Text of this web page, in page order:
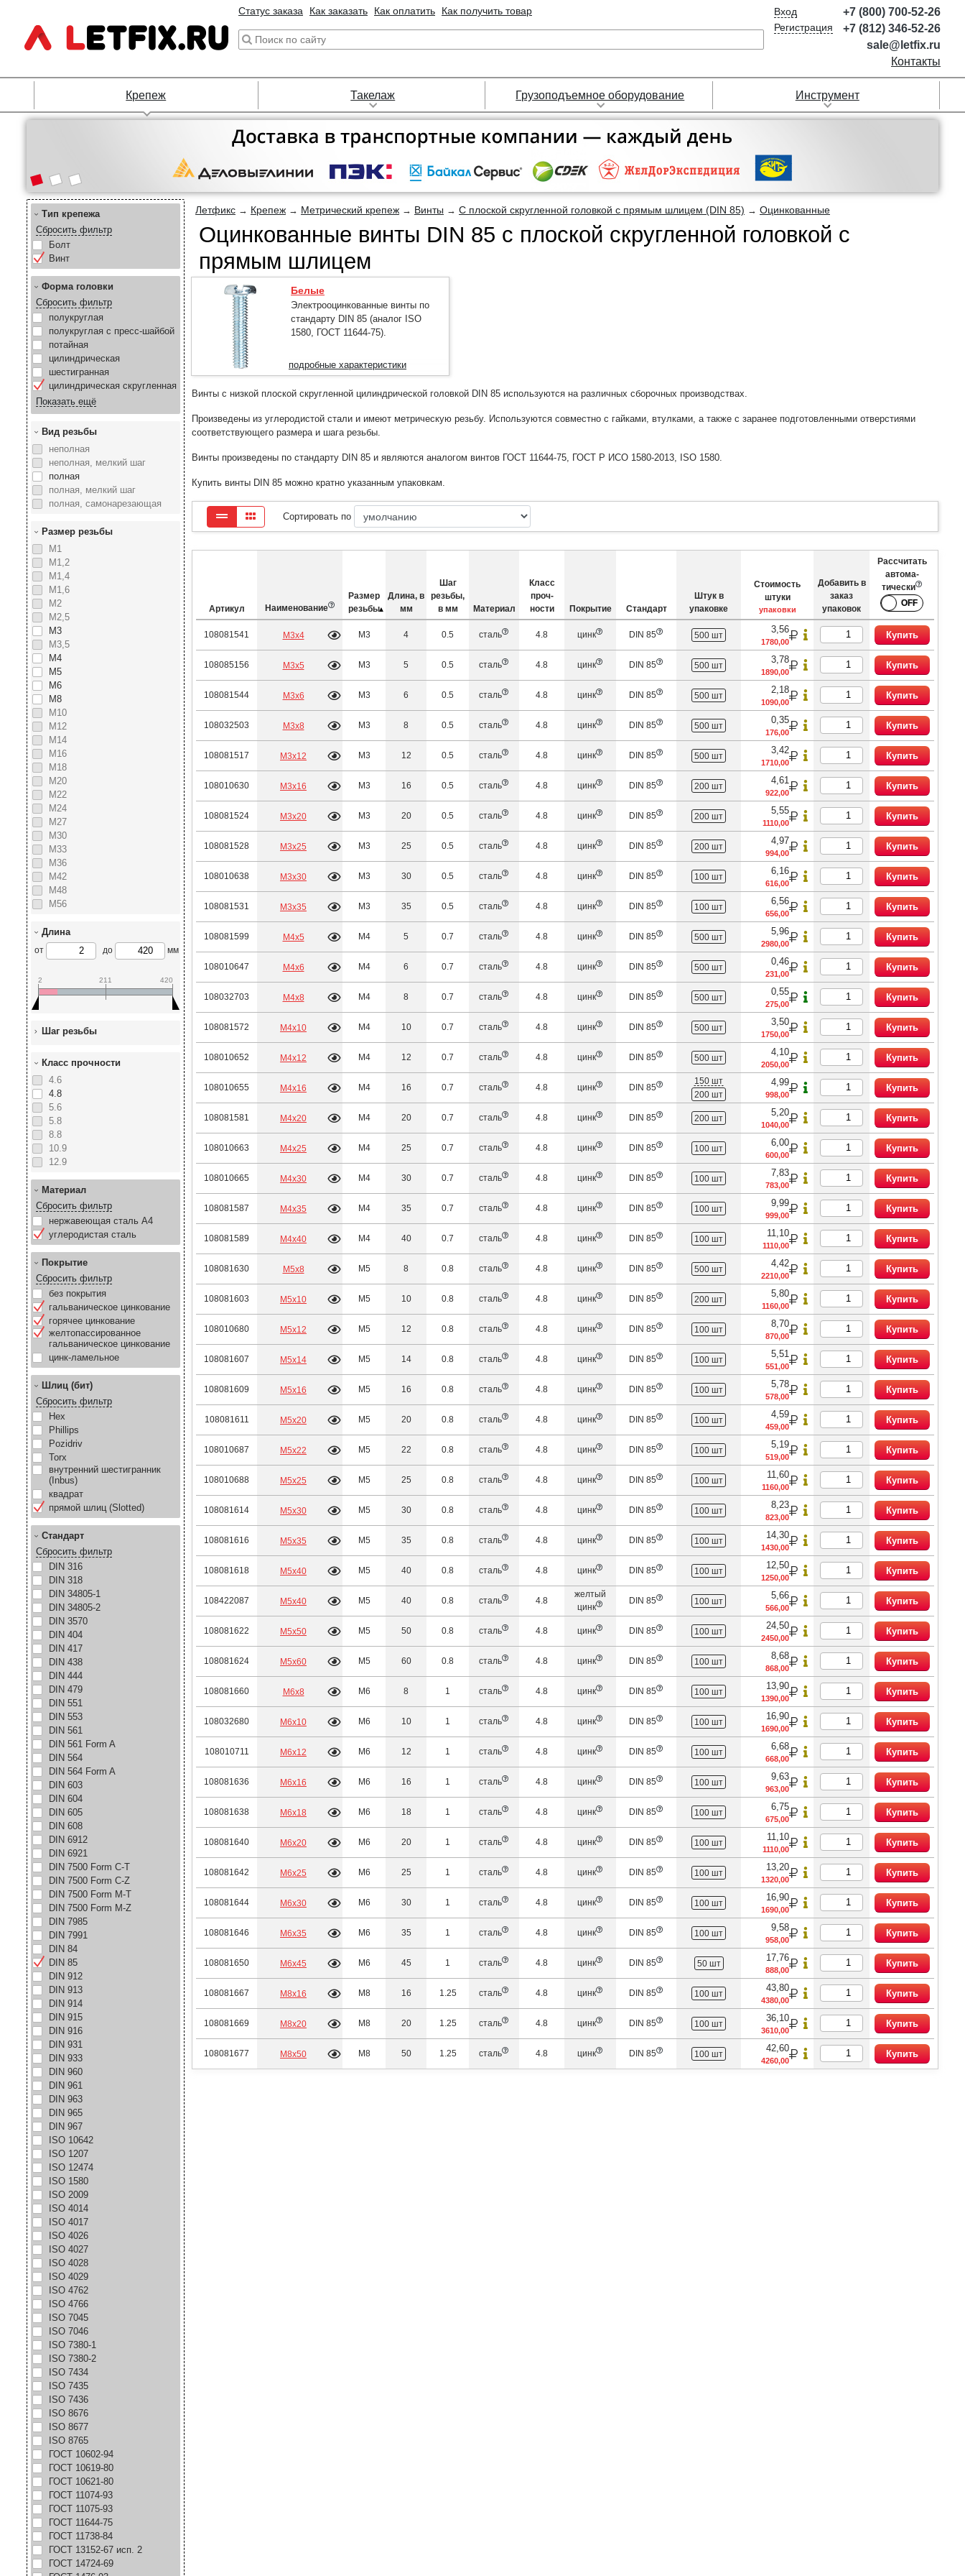
Статус заказа Как заказать Как оплатить Как получить товар
Вход
Регистрация
+7 (800) 700-52-26
+7 (812) 346-52-26
sale@letfix.ru
Контакты
Крепеж Такелаж Грузоподъемное оборудование Инструмент
Тип крепежа
Сбросить фильтр
Болт
Винт
Форма головки
Сбросить фильтр
полукруглая
полукруглая с пресс-шайбой
потайная
цилиндрическая
шестигранная
цилиндрическая скругленная
Вид резьбы
неполная
неполная, мелкий шаг
полная
полная, мелкий шаг
полная, самонарезающая
Размер резьбы
М1
М1,2
М1,4
М1,6
М2
М2,5
М3
М3,5
М4
М5
М6
М8
М10
М12
М14
М16
М18
М20
М22
М24
М27
М30
М33
М36
М42
М48
М56
Длина
от до мм
2 211 420
Шаг резьбы
Класс прочности
4.6
4.8
5.6
5.8
8.8
10.9
12.9
Материал
Сбросить фильтр
нержавеющая сталь А4
углеродистая сталь
Покрытие
Сбросить фильтр
без покрытия
гальваническое цинкование
горячее цинкование
желтопассированное
гальваническое цинкование
цинк-ламельное
Шлиц (бит)
Сбросить фильтр
Hex
Phillips
Pozidriv
Torx
внутренний шестигранник
(Inbus)
квадрат
прямой шлиц (Slotted)
Стандарт
Сбросить фильтр
DIN 316
DIN 318
DIN 34805-1
DIN 34805-2
DIN 3570
DIN 404
DIN 417
DIN 438
DIN 444
DIN 479
DIN 551
DIN 553
DIN 561
DIN 561 Form A
DIN 564
DIN 564 Form A
DIN 603
DIN 604
DIN 605
DIN 608
DIN 6912
DIN 6921
DIN 7500 Form C-T
DIN 7500 Form C-Z
DIN 7500 Form M-T
DIN 7500 Form M-Z
DIN 7985
DIN 7991
DIN 84
DIN 85
DIN 912
DIN 913
DIN 914
DIN 915
DIN 916
DIN 931
DIN 933
DIN 960
DIN 961
DIN 963
DIN 965
DIN 967
ISO 10642
ISO 1207
ISO 12474
ISO 1580
ISO 2009
ISO 4014
ISO 4017
ISO 4026
ISO 4027
ISO 4028
ISO 4029
ISO 4762
ISO 4766
ISO 7045
ISO 7046
ISO 7380-1
ISO 7380-2
ISO 7434
ISO 7435
ISO 7436
ISO 8676
ISO 8677
ISO 8765
ГОСТ 10602-94
ГОСТ 10619-80
ГОСТ 10621-80
ГОСТ 11074-93
ГОСТ 11075-93
ГОСТ 11644-75
ГОСТ 11738-84
ГОСТ 13152-67 исп. 2
ГОСТ 14724-69
Летфикс → Крепеж → Метрический крепеж → Винты → С плоской скругленной головкой с прямым шлицем (DIN 85) → Оцинкованные
Оцинкованные винты DIN 85 с плоской скругленной головкой с
прямым шлицем
Белые
Электрооцинкованные винты по
стандарту DIN 85 (аналог ISO
1580, ГОСТ 11644-75).
подробные характеристики
Винты с низкой плоской скругленной цилиндрической головкой DIN 85 используются на различных сборочных производствах.
Произведены из углеродистой стали и имеют метрическую резьбу. Используются совместно с гайками, втулками, а также с заранее подготовленными отверстиями
соответствующего размера и шага резьбы.
Винты произведены по стандарту DIN 85 и являются аналогом винтов ГОСТ 11644-75, ГОСТ Р ИСО 1580-2013, ISO 1580.
Купить винты DIN 85 можно кратно указанным упаковкам.
Сортировать по
Артикул Наиме­нование
Размер
резьбы
Длина, в
мм
Шаг
резьбы,
в мм
Материал
Класс
проч­
ности
Покрытие Стандарт
Штук в
упаковке
Стоимость
штуки
упаковки
Добавить в
заказ
упаковок
Рассчитать
автома­
тически
108081541 М3х4 М3 4 0.5 сталь 4.8 цинк DIN 85 500 шт
3,56
1780,00
Купить
108085156 М3х5 М3 5 0.5 сталь 4.8 цинк DIN 85 500 шт
3,78
1890,00
Купить
108081544 М3х6 М3 6 0.5 сталь 4.8 цинк DIN 85 500 шт
2,18
1090,00
Купить
108032503 М3х8 М3 8 0.5 сталь 4.8 цинк DIN 85 500 шт
0,35
176,00
Купить
108081517 М3х12 М3 12 0.5 сталь 4.8 цинк DIN 85 500 шт
3,42
1710,00
Купить
108010630 М3х16 М3 16 0.5 сталь 4.8 цинк DIN 85 200 шт
4,61
922,00
Купить
108081524 М3х20 М3 20 0.5 сталь 4.8 цинк DIN 85 200 шт
5,55
1110,00
Купить
108081528 М3х25 М3 25 0.5 сталь 4.8 цинк DIN 85 200 шт
4,97
994,00
Купить
108010638 М3х30 М3 30 0.5 сталь 4.8 цинк DIN 85 100 шт
6,16
616,00
Купить
108081531 М3х35 М3 35 0.5 сталь 4.8 цинк DIN 85 100 шт
6,56
656,00
Купить
108081599 М4х5 М4 5 0.7 сталь 4.8 цинк DIN 85 500 шт
5,96
2980,00
Купить
108010647 М4х6 М4 6 0.7 сталь 4.8 цинк DIN 85 500 шт
0,46
231,00
Купить
108032703 М4х8 М4 8 0.7 сталь 4.8 цинк DIN 85 500 шт
0,55
275,00
Купить
108081572 М4х10 М4 10 0.7 сталь 4.8 цинк DIN 85 500 шт
3,50
1750,00
Купить
108010652 М4х12 М4 12 0.7 сталь 4.8 цинк DIN 85 500 шт
4,10
2050,00
Купить
108010655 М4х16 М4 16 0.7 сталь 4.8 цинк DIN 85
150 шт
200 шт
4,99
998,00
Купить
108081581 М4х20 М4 20 0.7 сталь 4.8 цинк DIN 85 200 шт
5,20
1040,00
Купить
108010663 М4х25 М4 25 0.7 сталь 4.8 цинк DIN 85 100 шт
6,00
600,00
Купить
108010665 М4х30 М4 30 0.7 сталь 4.8 цинк DIN 85 100 шт
7,83
783,00
Купить
108081587 М4х35 М4 35 0.7 сталь 4.8 цинк DIN 85 100 шт
9,99
999,00
Купить
108081589 М4х40 М4 40 0.7 сталь 4.8 цинк DIN 85 100 шт
11,10
1110,00
Купить
108081630 М5х8 М5 8 0.8 сталь 4.8 цинк DIN 85 500 шт
4,42
2210,00
Купить
108081603 М5х10 М5 10 0.8 сталь 4.8 цинк DIN 85 200 шт
5,80
1160,00
Купить
108010680 М5х12 М5 12 0.8 сталь 4.8 цинк DIN 85 100 шт
8,70
870,00
Купить
108081607 М5х14 М5 14 0.8 сталь 4.8 цинк DIN 85 100 шт
5,51
551,00
Купить
108081609 М5х16 М5 16 0.8 сталь 4.8 цинк DIN 85 100 шт
5,78
578,00
Купить
108081611 М5х20 М5 20 0.8 сталь 4.8 цинк DIN 85 100 шт
4,59
459,00
Купить
108010687 М5х22 М5 22 0.8 сталь 4.8 цинк DIN 85 100 шт
5,19
519,00
Купить
108010688 М5х25 М5 25 0.8 сталь 4.8 цинк DIN 85 100 шт
11,60
1160,00
Купить
108081614 М5х30 М5 30 0.8 сталь 4.8 цинк DIN 85 100 шт
8,23
823,00
Купить
108081616 М5х35 М5 35 0.8 сталь 4.8 цинк DIN 85 100 шт
14,30
1430,00
Купить
108081618 М5х40 М5 40 0.8 сталь 4.8 цинк DIN 85 100 шт
12,50
1250,00
Купить
108422087 М5х40 М5 40 0.8 сталь 4.8
желтый
цинк
DIN 85 100 шт
5,66
566,00
Купить
108081622 М5х50 М5 50 0.8 сталь 4.8 цинк DIN 85 100 шт
24,50
2450,00
Купить
108081624 М5х60 М5 60 0.8 сталь 4.8 цинк DIN 85 100 шт
8,68
868,00
Купить
108081660 М6х8 М6 8 1 сталь 4.8 цинк DIN 85 100 шт
13,90
1390,00
Купить
108032680 М6х10 М6 10 1 сталь 4.8 цинк DIN 85 100 шт
16,90
1690,00
Купить
108010711 М6х12 М6 12 1 сталь 4.8 цинк DIN 85 100 шт
6,68
668,00
Купить
108081636 М6х16 М6 16 1 сталь 4.8 цинк DIN 85 100 шт
9,63
963,00
Купить
108081638 М6х18 М6 18 1 сталь 4.8 цинк DIN 85 100 шт
6,75
675,00
Купить
108081640 М6х20 М6 20 1 сталь 4.8 цинк DIN 85 100 шт
11,10
1110,00
Купить
108081642 М6х25 М6 25 1 сталь 4.8 цинк DIN 85 100 шт
13,20
1320,00
Купить
108081644 М6х30 М6 30 1 сталь 4.8 цинк DIN 85 100 шт
16,90
1690,00
Купить
108081646 М6х35 М6 35 1 сталь 4.8 цинк DIN 85 100 шт
9,58
958,00
Купить
108081650 М6х45 М6 45 1 сталь 4.8 цинк DIN 85 50 шт
17,76
888,00
Купить
108081667 М8х16 М8 16 1.25 сталь 4.8 цинк DIN 85 100 шт
43,80
4380,00
Купить
108081669 М8х20 М8 20 1.25 сталь 4.8 цинк DIN 85 100 шт
36,10
3610,00
Купить
108081677 М8х50 М8 50 1.25 сталь 4.8 цинк DIN 85 100 шт
42,60
4260,00
Купить